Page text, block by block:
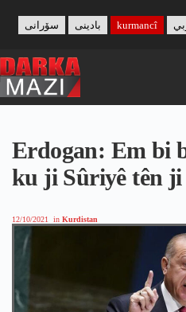
content
بادینی سۆرانی kurmancî
Erdogan: Em bi
ku ji Sûriyê tên
12/10/2021 in Kurdistan